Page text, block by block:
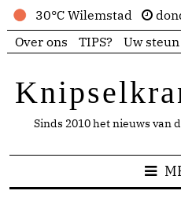
30°C Wilemstad
Over ons
TIPS? Uw steun
Sinds 2010 het nieuws van